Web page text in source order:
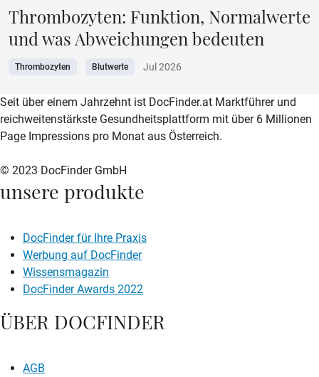
Thrombozyten: Funktion, Normalwerte
und was Abweichungen bedeuten
Thrombozyten Blutwerte Jul 2026
zur DocFinder-Startseite
logo icon
Seit über einem Jahrzehnt ist DocFinder.at Marktführer und
reichweitenstärkste Gesundheitsplattform mit über 6 Millionen
Page Impressions pro Monat aus Österreich.
© 2023 DocFinder GmbH
unsere produkte
DocFinder für Ihre Praxis
Werbung auf DocFinder
Wissensmagazin
DocFinder Awards 2022
ÜBER DOCFINDER
AGB